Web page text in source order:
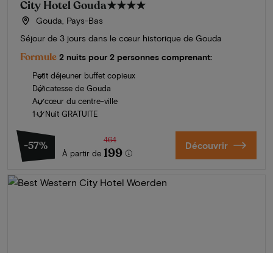
City Hotel Gouda★★★★
Gouda, Pays-Bas
Séjour de 3 jours dans le cœur historique de Gouda
Formule 2 nuits pour 2 personnes comprenant:
Petit déjeuner buffet copieux
Délicatesse de Gouda
Au cœur du centre-ville
1+1 Nuit GRATUITE
-57%
À partir de
464
199 Découvrir